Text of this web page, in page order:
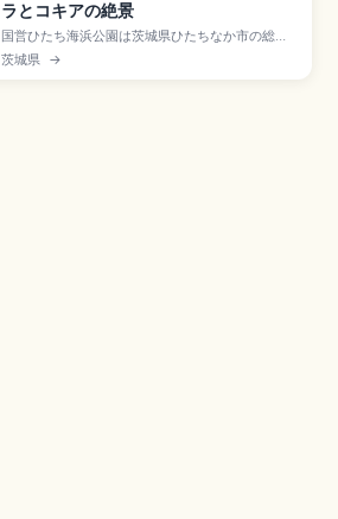
ラとコキアの絶景
国営ひたち海浜公園は茨城県ひたちなか市の総面
積約350haの国営公園で、みはらしの丘の春のネ
モフィラ(4月中旬〜5月上旬・約530万本)と秋の
茨城県 →